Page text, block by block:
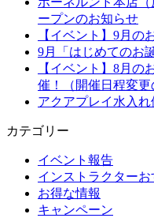
ープンのお知らせ
【イベント】9月の
9月「はじめてのお
【イベント】8月
催！（開催日程変更
アクアプレイ水入
カテゴリー
イベント報告
インストラクターお
お得な情報
キャンペーン